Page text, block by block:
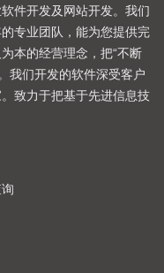
件开发及网站开发。我们
专业团队，能为您提供完
本的经营理念，把“不断
我们开发的软件深受客户
致力于把基于先进信息技